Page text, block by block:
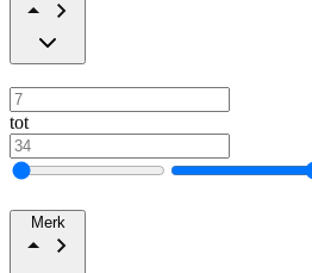
tot
Merk